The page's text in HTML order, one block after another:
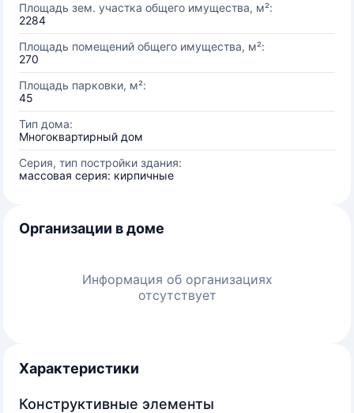
Площадь зем. участка общего имущества, м²:
2284
Площадь помещений общего имущества, м²:
270
Площадь парковки, м²:
45
Тип дома:
Многоквартирный дом
Серия, тип постройки здания:
массовая серия: кирпичные
Организации в доме
Информация об организациях
отсутствует
Характеристики
Конструктивные элементы